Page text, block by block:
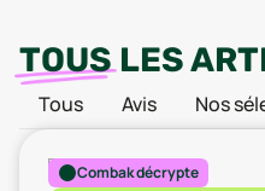
TOUSLES
Tous Avis Nos
Combak décrypte